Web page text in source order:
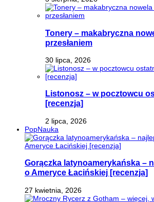
Tonery – makabryczna
przesłaniem
30 lipca, 2026
Listonosz – w pocztowcu
[recenzja]
2 lipca, 2026
PopNauka
Gorączka latynoamerykańska –
o Ameryce Łacińskiej [recenzja]
27 kwietnia, 2026